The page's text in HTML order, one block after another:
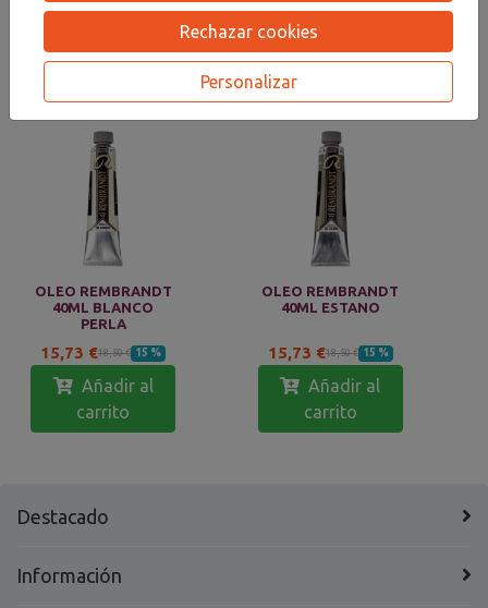
PRODUCTOSRELACIONADOS
OLEO REMBRANDT
40ML BLANCO
PERLA
15,73 €18,50 € 15 %
Añadir al
carrito
OLEO REMBRANDT
40ML ESTANO
15,73 €18,50 € 15 %
Añadir al
carrito
Destacado
Información
Rechazar cookies
Personalizar